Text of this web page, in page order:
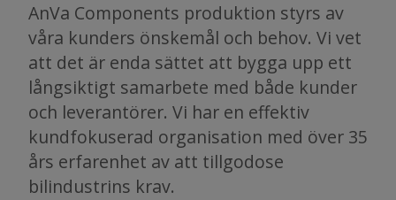
AnVa Components produktion styrs av
våra kunders önskemål och behov. Vi vet
att det är enda sättet att bygga upp ett
långsiktigt samarbete med både kunder
och leverantörer. Vi har en effektiv
kundfokuserad organisation med över 35
års erfarenhet av att tillgodose
bilindustrins krav.